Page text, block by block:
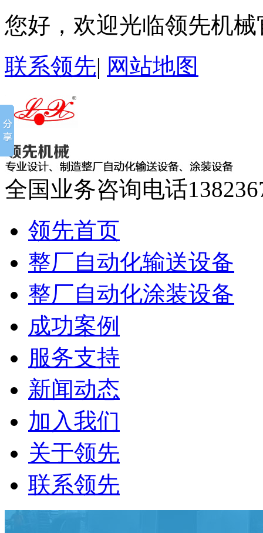
您好，欢迎光临领先机械
联系领先| 网站地图
全国业务咨询电话
领先首页
整厂自动化输送设备
整厂自动化涂装设备
成功案例
服务支持
新闻动态
加入我们
关于领先
联系领先